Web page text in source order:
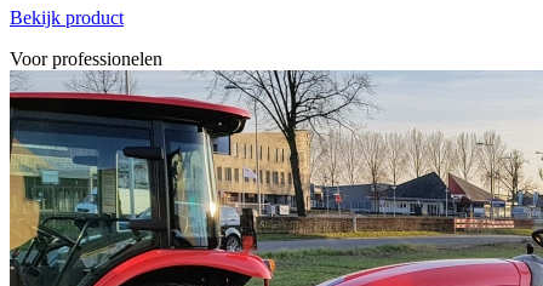
Bekijk product
Voor professionelen